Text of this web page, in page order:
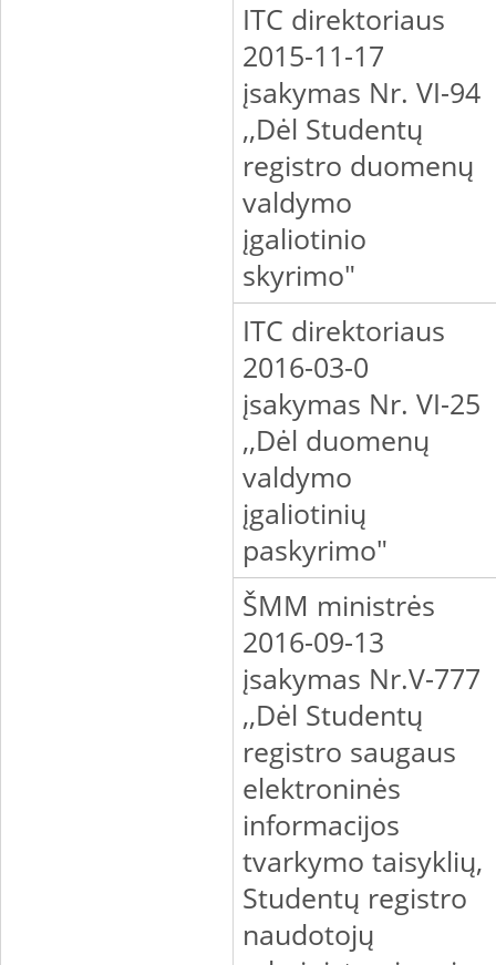
ITC direktoriaus
2015-11-17
įsakymas Nr. VI-94
,,Dėl Studentų
registro duomenų
valdymo
įgaliotinio
skyrimo"
ITC direktoriaus
2016-03-0
įsakymas Nr. VI-25
,,Dėl duomenų
valdymo
įgaliotinių
paskyrimo"
ŠMM ministrės
2016-09-13
įsakymas Nr.V-777
,,Dėl Studentų
registro saugaus
elektroninės
informacijos
tvarkymo taisyklių,
Studentų registro
naudotojų